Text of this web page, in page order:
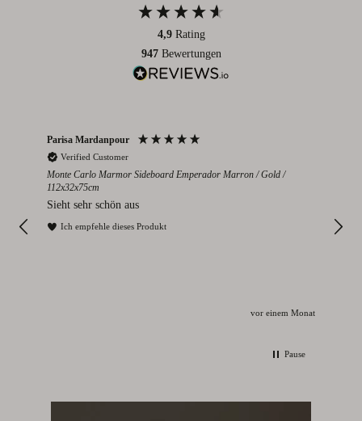
4,9 Rating
947 Bewertungen
Parisa Mardanpour
Verified Customer
Monte Carlo Marmor Sideboard Emperador Marron / Gold /
112x32x75cm
Sieht sehr schön aus
Ich empfehle dieses Produkt
vor einem Monat
Pause